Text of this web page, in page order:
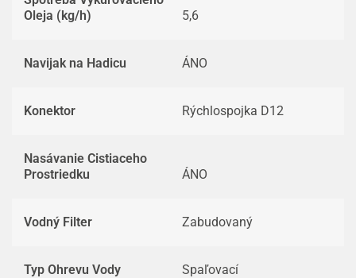
Oleja (kg/h)
5,6
Navijak na Hadicu ÁNO
Konektor Rýchlospojka D12
Nasávanie Cistiaceho
Prostriedku
ÁNO
Vodný Filter Zabudovaný
Typ Ohrevu Vody Spaľovací